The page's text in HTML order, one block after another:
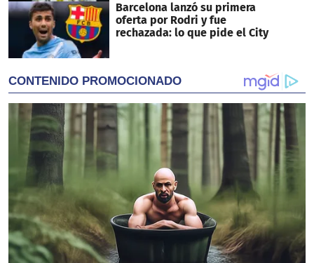
Barcelona lanzó su primera
oferta por Rodri y fue
rechazada: lo que pide el City